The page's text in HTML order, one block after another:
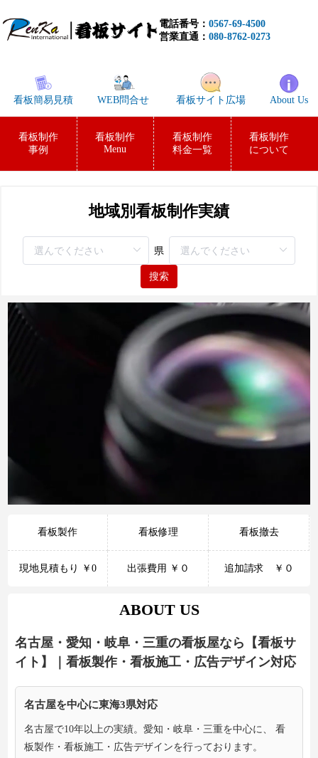
電話番号： 0567-69-4500
営業直通： 080-8762-0273
看板簡易見積 WEB問合せ 看板サイト広場 About Us
看板制作
事例
看板制作
Menu
看板制作
料金一覧
看板制作
について
地域別看板制作実績
県
搜索
看板製作 看板修理 看板撤去
現地見積もり ￥0 出張費用 ￥０ 追加請求 ￥０
ABOUT US
名古屋・愛知・岐阜・三重の看板屋なら【看板サ
イト】｜看板製作・看板施工・広告デザイン対応
名古屋を中心に東海3県対応
名古屋で10年以上の実績。愛知・岐阜・三重を中心に、 看
板製作・看板施工・広告デザインを行っております。